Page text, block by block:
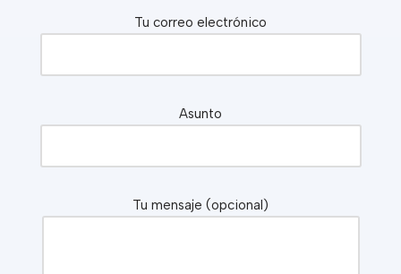
Tu correo electrónico
Asunto
Tu mensaje (opcional)